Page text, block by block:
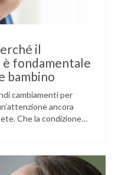
il
fondamentale
bambino
cambiamenti per
ancora
Che la condizione
gestazionale),